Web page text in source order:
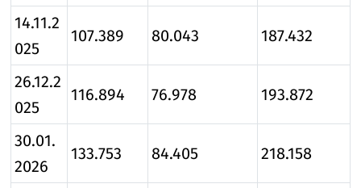
14.11.2
025
107.389 80.043 187.432
26.12.2
025
116.894 76.978 193.872
30.01.
2026
133.753 84.405 218.158